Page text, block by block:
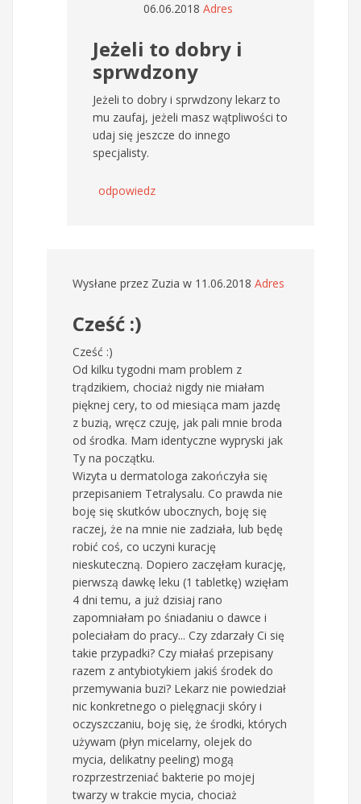
06.06.2018 Adres
Jeżeli to dobry i
sprwdzony
Jeżeli to dobry i sprwdzony lekarz to
mu zaufaj, jeżeli masz wątpliwości to
udaj się jeszcze do innego
specjalisty.
odpowiedz
Wysłane przez Zuzia w 11.06.2018 Adres
Cześć :)
Cześć :)
Od kilku tygodni mam problem z
trądzikiem, chociaż nigdy nie miałam
pięknej cery, to od miesiąca mam jazdę
z buzią, wręcz czuję, jak pali mnie broda
od środka. Mam identyczne wypryski jak
Ty na początku.
Wizyta u dermatologa zakończyła się
przepisaniem Tetralysalu. Co prawda nie
boję się skutków ubocznych, boję się
raczej, że na mnie nie zadziała, lub będę
robić coś, co uczyni kurację
nieskuteczną. Dopiero zaczęłam kurację,
pierwszą dawkę leku (1 tabletkę) wzięłam
4 dni temu, a już dzisiaj rano
zapomniałam po śniadaniu o dawce i
poleciałam do pracy... Czy zdarzały Ci się
takie przypadki? Czy miałaś przepisany
razem z antybiotykiem jakiś środek do
przemywania buzi? Lekarz nie powiedział
nic konkretnego o pielęgnacji skóry i
oczyszczaniu, boję się, że środki, których
używam (płyn micelarny, olejek do
mycia, delikatny peeling) mogą
rozprzestrzeniać bakterie po mojej
twarzy w trakcie mycia, chociaż